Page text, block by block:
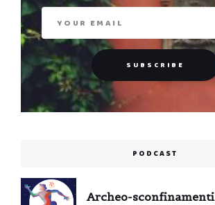
PODCAST
Archeo-sconfinamenti